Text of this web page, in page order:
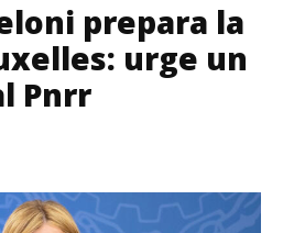
prepara la
urge un
Pnrr